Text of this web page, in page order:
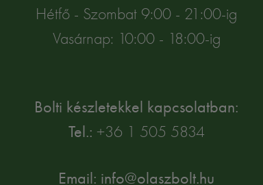
Hétfő - Szombat 9:00 - 21:00-ig
Vasárnap: 10:00 - 18:00-ig
Bolti készletekkel kapcsolatban:
Tel.: +36 1 505 5834
Email: info@olaszbolt.hu